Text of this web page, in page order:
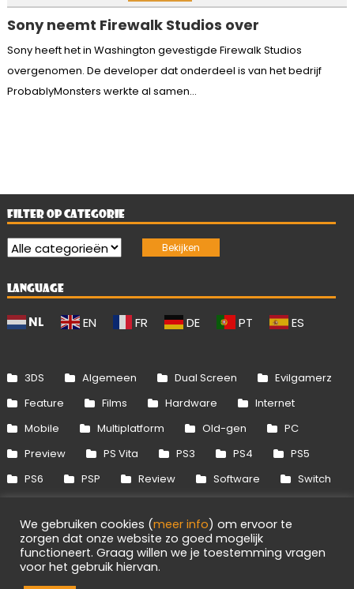
Sony neemt Firewalk Studios over
Sony heeft het in Washington gevestigde Firewalk Studios
overgenomen. De developer dat onderdeel is van het bedrijf
ProbablyMonsters werkte al samen...
FILTER OP CATEGORIE
LANGUAGE
NL EN FR DE PT ES
3DS Algemeen Dual Screen
Evilgamerz
Feature
Films Hardware
Internet
Mobile
Multiplatform Old-gen
PC
Preview
PS Vita PS3 PS4
PS5
PS6
PSP Review Software
Switch
Xbox 360
Xbox One Xbox Series
We gebruiken cookies (meer info) om ervoor te
zorgen dat onze website zo goed mogelijk
functioneert. Graag willen we je toestemming vragen
voor het gebruik hiervan.